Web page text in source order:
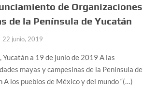
de Organizaciones
de la Península de Yucatán
22 junio, 2019
Yucatán a 19 de junio de 2019 A las
mayas y campesinas de la Península de
A los pueblos de México y del mundo “(…)